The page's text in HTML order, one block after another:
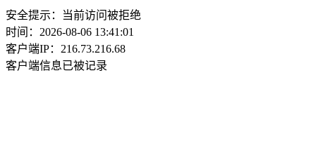
安全提示：当前访问被拒绝
时间：2026-08-06 13:41:01
客户端IP：216.73.216.68
客户端信息已被记录